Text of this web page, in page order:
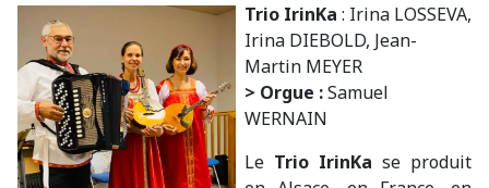
Trio IrinKa : Irina LOSSEVA,
Irina DIEBOLD, Jean-
Martin MEYER
> Orgue :Samuel
WERNAIN
Le Trio IrinKa se produit